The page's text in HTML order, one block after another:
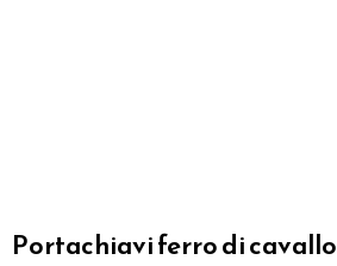
Portachiavi ferro di cavallo